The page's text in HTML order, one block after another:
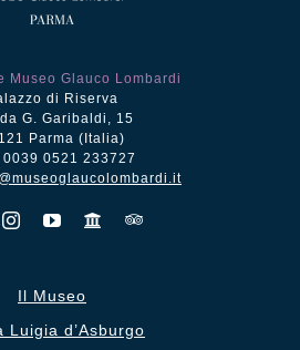
Museo Glauco Lombardi
di Riserva
G. Garibaldi, 15
Parma (Italia)
0039 0521 233727
Il Museo
Luigia d’Asburgo